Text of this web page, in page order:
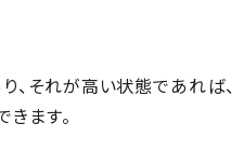
それが高い状態であれば、
ます。